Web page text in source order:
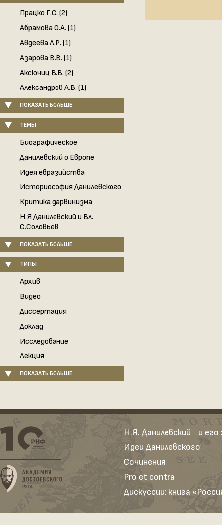
Працко Г.С. (2)
Абрамова О.А. (1)
Авдеева Л.Р. (1)
Азарова В.В. (1)
Аксючиц В.В. (2)
Александров А.В. (1)
ПОКАЗАТЬ БОЛЬШЕ
ТЕМЫ
Биографическое
Данилевский о Европе
Идея евразийства
Историософия Данилевского
Критика дарвинизма
Н.Я Данилевский и Вл.
С.Соловьев
ПОКАЗАТЬ БОЛЬШЕ
ТИПЫ
Архив
Видео
Диссертация
Доклад
Исследование
Лекция
ПОКАЗАТЬ БОЛЬШЕ
Н.Я. Данилевский и его
Идеи Данилевского
Сочинения
Pro et contra
Дискуссии: книга